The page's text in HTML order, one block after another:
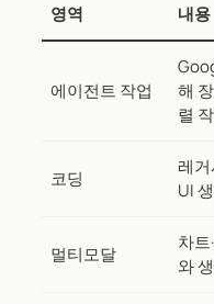
영역 내용
에이전트 작업
해
렬
코딩
레
UI
멀티모달
차트
와